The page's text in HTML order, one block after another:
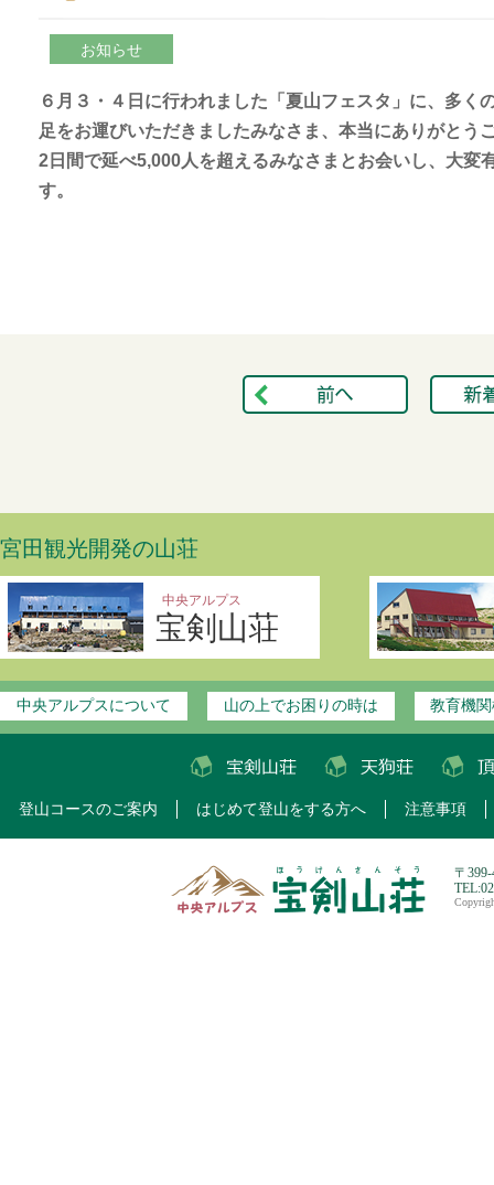
お知らせ
６月３・４日に行われました「夏山フェスタ」に、多く
足をお運びいただきましたみなさま、本当にありがとう
2日間で延べ5,000人を超えるみなさまとお会いし、大
す。
宮田観光開発の山荘
中央アルプス
宝剣山荘
中央アルプスについて 山の上でお困りの時は 教育機
登山コースのご案内 はじめて登山をする方へ 注意事項
〒